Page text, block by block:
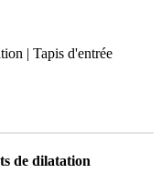
| Tapis d'entrée
de dilatation